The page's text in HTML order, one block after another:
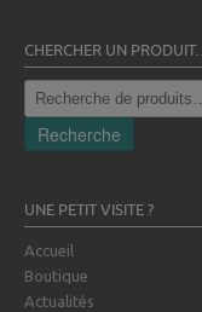
CHERCHER UN PRODUIT…
Recherche
pour :
Recherche
UNE PETIT VISITE ?
Accueil
Boutique
Actualités